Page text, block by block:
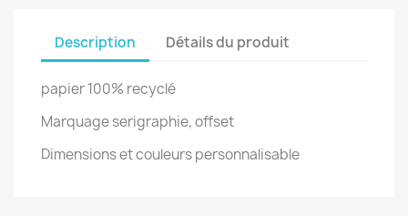
Description Détails du produit
papier 100% recyclé
Marquage serigraphie, offset
Dimensions et couleurs personnalisable